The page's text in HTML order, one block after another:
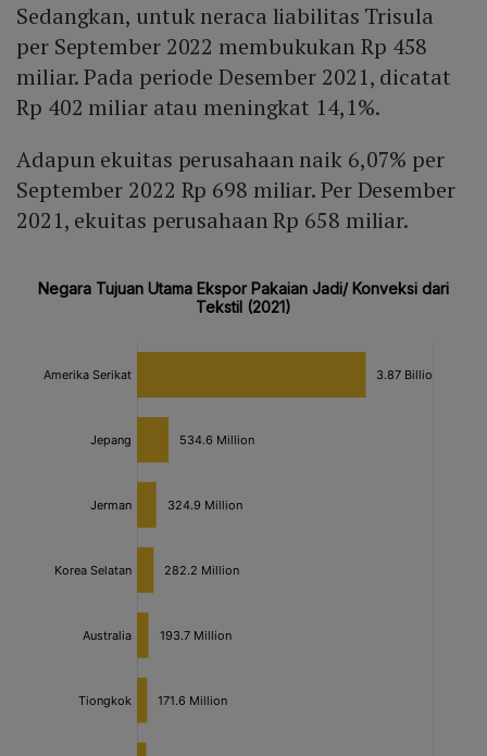
Sedangkan, untuk neraca liabilitas Trisula
per September 2022 membukukan Rp 458
miliar. Pada periode Desember 2021, dicatat
Rp 402 miliar atau meningkat 14,1%.
Adapun ekuitas perusahaan naik 6,07% per
September 2022 Rp 698 miliar. Per Desember
2021, ekuitas perusahaan Rp 658 miliar.